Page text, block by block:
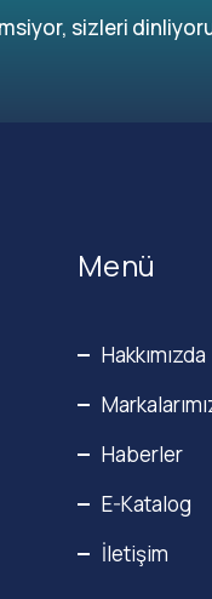
sizleri
Menü
Hakkımızda
Haberler
E-Katalog
İletişim